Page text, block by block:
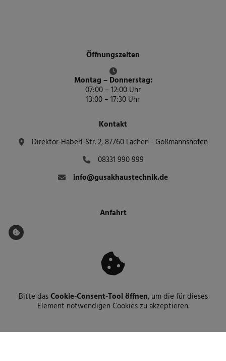
Öffnungszeiten
Montag – Donnerstag:
07:00 – 12:00 Uhr
13:00 – 17:30 Uhr
Kontakt
Direktor-Haberl-Str. 2, 87760 Lachen - Goßmannshofen
08331 990 999
info@gusakhaustechnik.de
Anfahrt
Bitte dasCookie-Consent-Tool öffnen, um die für dieses
Element notwendigen Cookies zu akzeptieren.